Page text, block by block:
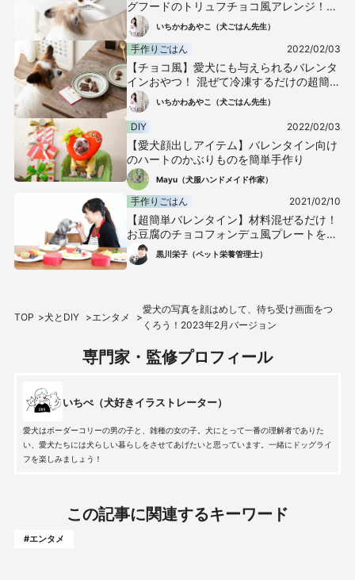
グフードのトリュフチョコ風アレンジ！パ
ピー犬やシニア犬にもあげられるレシピ
いちかわあやこ（犬ごはん先生）
手作りごはん 2022/02/03
【チョコ風】愛犬にも与えられるバレンタ
インおやつ！ 混ぜて冷凍するだけの超簡単
なキャロブパウダーを使ったレシピ
いちかわあやこ（犬ごはん先生）
DIY 2022/02/03
【愛犬顔出しアイテム】バレンタイン向け
のハートのかぶりものを簡単手作り
Mayu（犬服ハンドメイド作家）
手作りごはん 2021/02/10
【超簡単バレンタイン】材料混ぜるだけ！
お豆腐のチョコフォンデュ風プレートを愛
犬に手作りしよう♪
黒川栄子（ペット栄養管理士）
TOP 犬とDIY エンタメ
愛犬の写真を顔はめして、待ち受け画面をつ
くろう！2023年2月バージョン
専門家・監修プロフィール
いちぺ（犬好きイラストレーター）
愛犬はボーダーコリーの男の子と、雑種の女の子。犬にとって一番の理解者でありた
い、愛犬たちには犬らしい暮らしをさせてあげたいと思っています。一緒にドッグライ
フを楽しみましょう！
この記事に関連するキーワード
#エンタメ